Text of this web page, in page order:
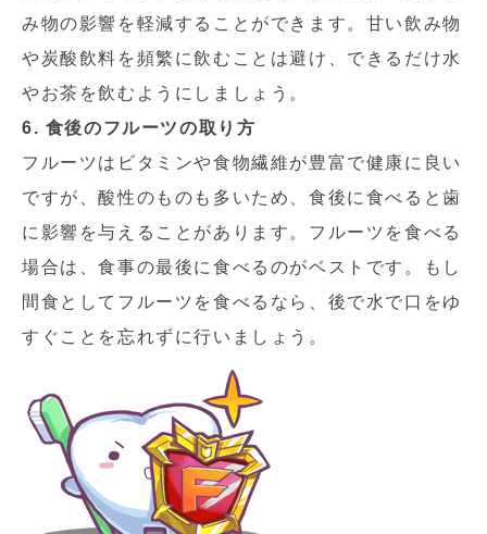
み物の影響を軽減することができます。甘い飲み物
や炭酸飲料を頻繁に飲むことは避け、できるだけ水
やお茶を飲むようにしましょう。
6. 食後のフルーツの取り方
フルーツはビタミンや食物繊維が豊富で健康に良い
ですが、酸性のものも多いため、食後に食べると歯
に影響を与えることがあります。フルーツを食べる
場合は、食事の最後に食べるのがベストです。もし
間食としてフルーツを食べるなら、後で水で口をゆ
すぐことを忘れずに行いましょう。